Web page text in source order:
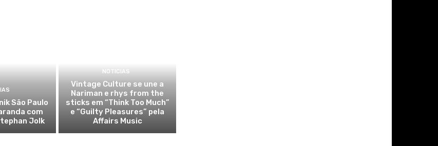
São Paulo
com
Jolk
NOTICIAS
Vintage Culture se une a
Nariman e rhys from the
sticks em “Think Too Much”
e “Guilty Pleasures” pela
Affairs Music